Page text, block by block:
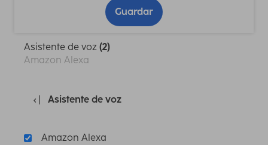
Guardar
Asistente de voz (2)
Amazon Alexa
Asistente de voz
Amazon Alexa